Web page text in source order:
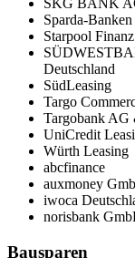
SKG BANK
Sparda-Banken
Starpool
Deutschland
SüdLeasing
Targo
Targobank
UniCredit
Würth Leasing
abcfinance
auxmoney
iwoca
norisbank
Bausparen